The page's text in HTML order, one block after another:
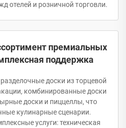
отелей и розничной торговли.
премиальных
поддержка
доски из торцевой
комбинированные доски
доски и пиццеллы, что
кулинарные сценарии.
услуги: техническая